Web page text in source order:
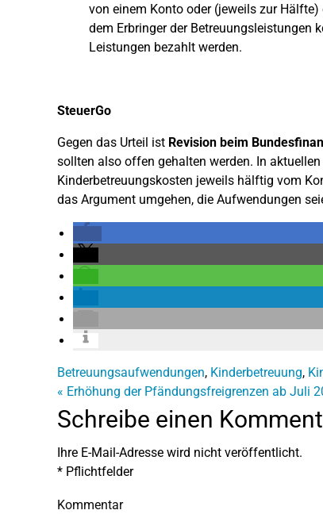
von einem Konto oder (jeweils zur
dem Erbringer der Betreuungsleistungen
Leistungen bezahlt werden.
SteuerGo
Gegen das Urteil ist Revision beim
sollten also offen gehalten werden. In
Kinderbetreuungskosten jeweils hälftig vom
das Argument umgehen, die Aufwendungen
Betreuungsaufwendungen, Kinderbetreuung,
« Erhöhung der Pfändungsfreigrenzen ab Juli
Schreibe einen
Ihre E-Mail-Adresse wird nicht veröffentlicht.
* Pflichtfelder
Kommentar